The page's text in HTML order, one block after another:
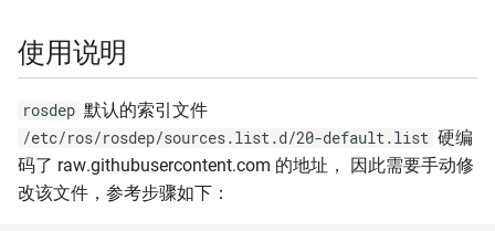
CachyOS
CentOS
CentOS Stream
Stackage
使用说明
rosdep 默认的索引文件
/etc/ros/rosdep/sources.list.d/20-default.list 硬编
码了 raw.githubusercontent.com 的地址， 因此需要手动修
改该文件，参考步骤如下：